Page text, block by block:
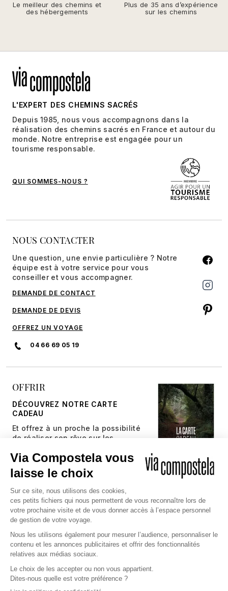
Le meilleur des chemins et
des hébergements
Plus de 35 ans d’expérience
sur les chemins
L'EXPERT DES CHEMINS SACRÉS
Depuis 1985, nous vous accompagnons dans la
réalisation des chemins sacrés en France et autour du
monde. Notre entreprise est engagée pour un
tourisme responsable.
QUI SOMMES-NOUS ?
NOUS CONTACTER
Une question, une envie particulière ? Notre
équipe est à votre service pour vous
conseiller et vous accompagner.
DEMANDE DE CONTACT
DEMANDE DE DEVIS
OFFREZ UN VOYAGE
04 66 69 05 19
OFFRIR
DÉCOUVREZ NOTRE CARTE
CADEAU
Et offrez à un proche la possibilité
de réaliser son rêve sur les
JE DÉCOUVRE
Copyright © 2026 Via Compostela
Politique de confidentialité et gestion des cookies